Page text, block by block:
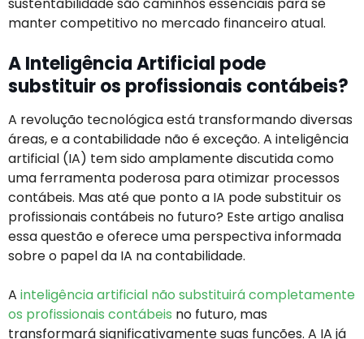
manter competitivo no mercado financeiro atual.
A Inteligência Artificial pode
substituir os profissionais contábeis?
A revolução tecnológica está transformando diversas
áreas, e a contabilidade não é exceção. A inteligência
artificial (IA) tem sido amplamente discutida como
uma ferramenta poderosa para otimizar processos
contábeis. Mas até que ponto a IA pode substituir os
profissionais contábeis no futuro? Este artigo analisa
essa questão e oferece uma perspectiva informada
sobre o papel da IA na contabilidade.
A inteligência artificial não substituirá completamente
os profissionais contábeis no futuro, mas
transformará significativamente suas funções. A IA já